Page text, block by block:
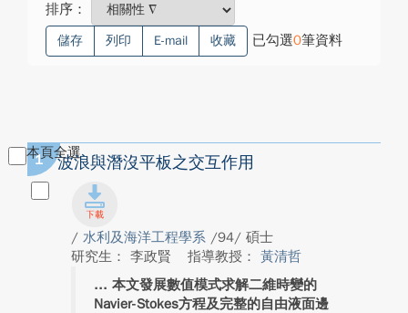
排序：
儲存 列印 E-mail 收藏 已勾選0筆資料
本頁全選
1 波浪與潛沒平板之交互作用
/ 水利及海洋工程學系 /94/ 碩士
研究生： 李政賢
指導教授： 黃清哲
本文發展數值模式求解二維時變的
Navier-Stokes方程及完整的自由液面邊